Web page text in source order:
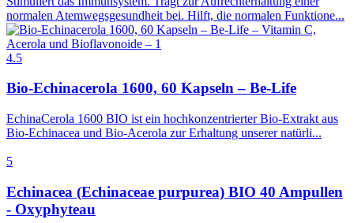
normalen Atemwegsgesundheit bei. Hilft, die normalen Funktione...
4.5
Bio-Echinacerola 1600, 60 Kapseln – Be-Life
EchinaCerola 1600 BIO ist ein hochkonzentrierter Bio-Extrakt aus
Bio-Echinacea und Bio-Acerola zur Erhaltung unserer natürli...
5
Echinacea (Echinaceae purpurea) BIO 40 Ampullen
- Oxyphyteau